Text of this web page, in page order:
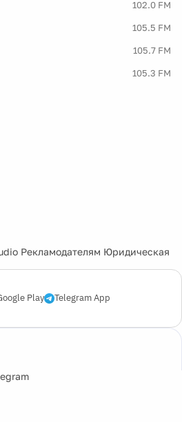
102.0 FM
105.5 FM
105.7 FM
105.3 FM
Рекламодателям Юридическая
Play Telegram App